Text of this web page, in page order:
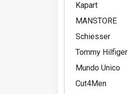
Kapart
MANSTORE
Schiesser
Tommy Hilfiger
Mundo Unico
Cut4Men